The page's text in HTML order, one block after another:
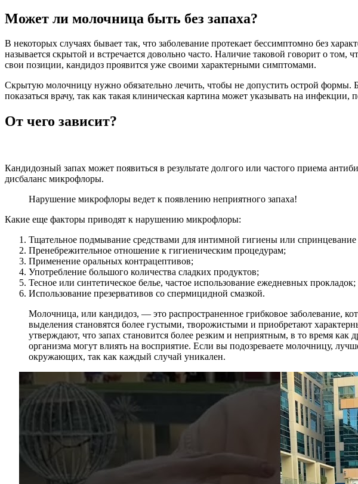
Может ли молочница быть без запаха?
В некоторых случаях бывает так, что заболевание протекает бессимптомно без
называется скрытой и встречается довольно часто. Наличие таковой говорит о
свои позиции, кандидоз проявится уже своими характерными симптомами.
Скрытую молочницу нужно обязательно лечить, чтобы не допустить острой формы.
показаться врачу, так как такая клиническая картина может указывать на
От чего зависит?
Кандидозный запах может появиться в результате долгого или частого приема
дисбаланс микрофлоры.
Нарушение микрофлоры ведет к появлению неприятного запаха!
Какие еще факторы приводят к нарушению микрофлоры:
Тщательное подмывание средствами для интимной гигиены или
Пренебрежительное отношение к гигиеническим процедурам;
Применение оральных контрацептивов;
Употребление большого количества сладких продуктов;
Тесное или синтетическое белье, частое использование ежедневных прокладок;
Использование презервативов со спермицидной смазкой.
Молочница, или кандидоз, — это распространенное грибковое заболевание,
выделения становятся более густыми, творожистыми и приобретают
утверждают, что запах становится более резким и неприятным, в то время
организма могут влиять на восприятие. Если вы подозреваете молочницу,
окружающих, так как каждый случай уникален.